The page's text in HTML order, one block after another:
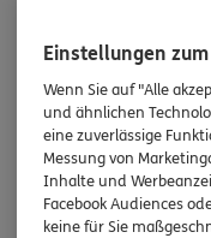
Einstellungen
Wenn Sie auf "Alle
und ähnlichen
eine zuverlässige
Messung von
Inhalte und
Facebook Audiences
keine für Sie